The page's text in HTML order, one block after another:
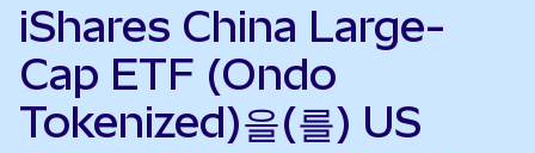
iShares China Large-
Cap ETF (Ondo
Tokenized)을(를) US